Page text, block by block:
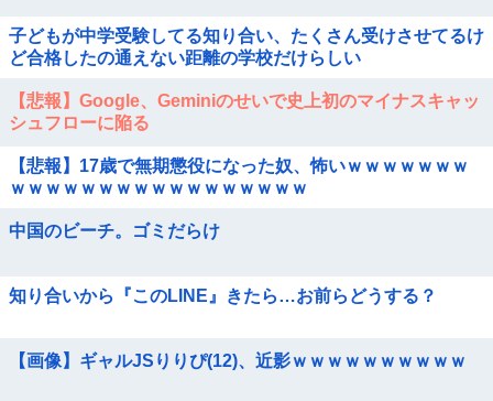
子どもが中学受験してる知り合い、たくさん受けさせてるけ
ど合格したの通えない距離の学校だけらしい
【悲報】Google、Geminiのせいで史上初のマイナスキャッ
シュフローに陥る
【悲報】17歳で無期懲役になった奴、怖いｗｗｗｗｗｗｗ
ｗｗｗｗｗｗｗｗｗｗｗｗｗｗｗｗｗ
中国のビーチ。ゴミだらけ
知り合いから『このLINE』きたら…お前らどうする？
【画像】ギャルJSりりぴ(12)、近影ｗｗｗｗｗｗｗｗｗｗ